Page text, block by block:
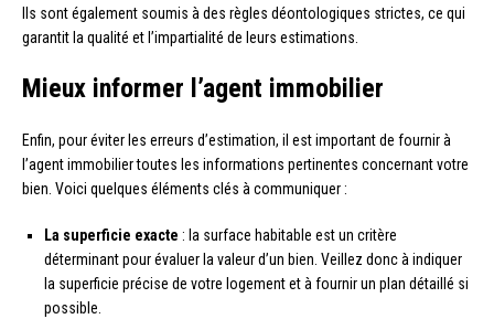
Ils sont également soumis à des règles déontologiques strictes, ce qui
garantit la qualité et l’impartialité de leurs estimations.
Mieux informer l’agent immobilier
Enfin, pour éviter les erreurs d’estimation, il est important de fournir à
l’agent immobilier toutes les informations pertinentes concernant votre
bien. Voici quelques éléments clés à communiquer :
La superficie exacte : la surface habitable est un critère
déterminant pour évaluer la valeur d’un bien. Veillez donc à indiquer
la superficie précise de votre logement et à fournir un plan détaillé si
possible.